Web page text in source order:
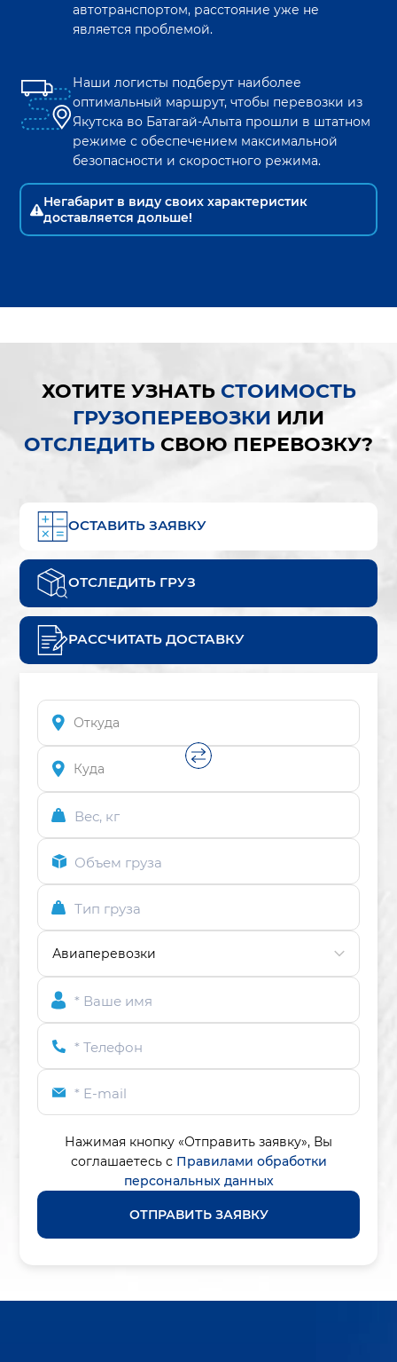
автотранспортом, расстояние уже не
является проблемой.
Наши логисты подберут наиболее
оптимальный маршрут, чтобы перевозки из
Якутска во Батагай-Алыта прошли в штатном
режиме с обеспечением максимальной
безопасности и скоростного режима.
Негабарит в виду своих характеристик
доставляется дольше!
ХОТИТЕ УЗНАТЬ СТОИМОСТЬ
ГРУЗОПЕРЕВОЗКИ ИЛИ
ОТСЛЕДИТЬ СВОЮ ПЕРЕВОЗКУ?
ОСТАВИТЬ ЗАЯВКУ
ОТСЛЕДИТЬ ГРУЗ
РАССЧИТАТЬ ДОСТАВКУ
Вес, кг
Объем груза
Тип груза
* Ваше имя
* Телефон
* E-mail
Нажимая кнопку «Отправить заявку», Вы
соглашаетесь с Правилами обработки
персональных данных
ОТПРАВИТЬ ЗАЯВКУ